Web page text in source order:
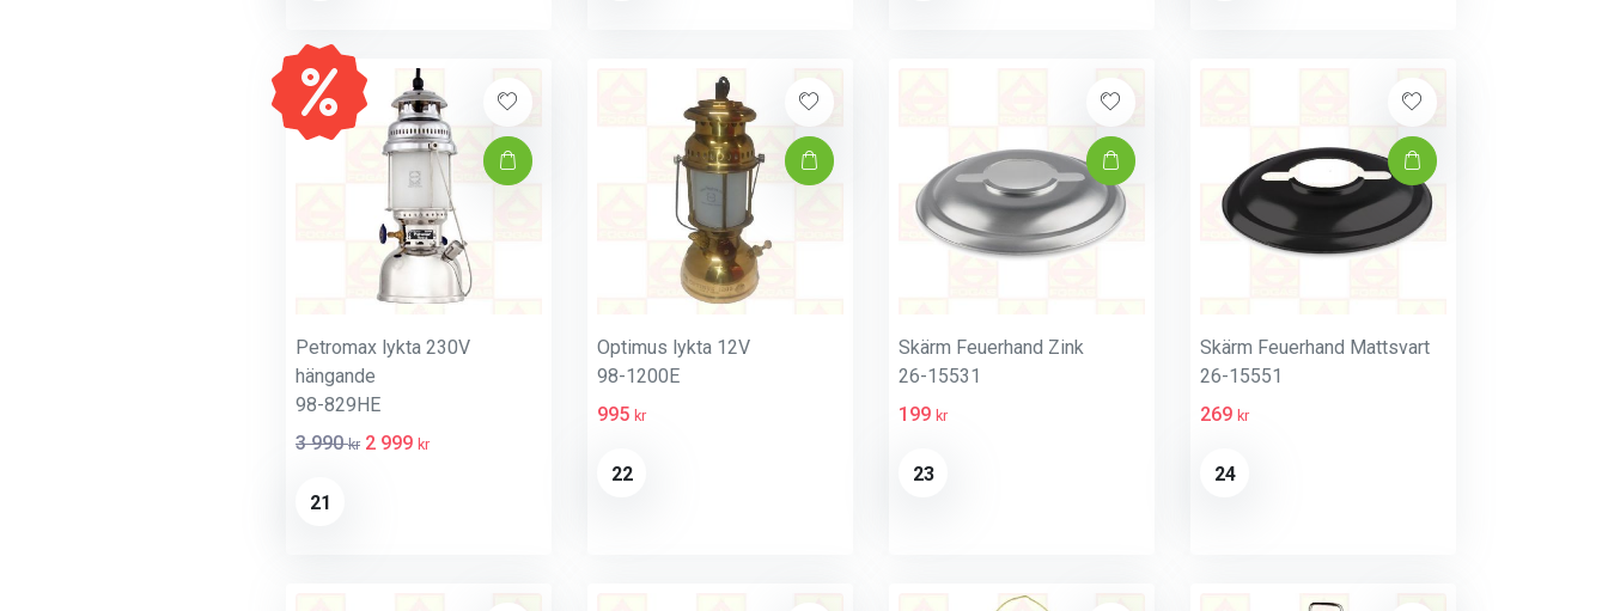
Petromax lykta 230V
hängande
98-829HE
3 990kr 2 999 kr
21
Optimus lykta 12V
98-1200E
995 kr
22
Skärm Feuerhand Zink
26-15531
199 kr
23
Skärm Feuerhand Mattsvart
26-15551
269 kr
24